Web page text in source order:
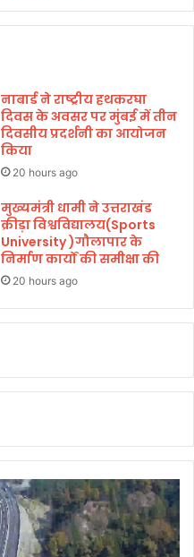
नाबार्ड ने राष्ट्रीय हथकरघा
दिवस के अवसर पर मुंबई में तीन
दिवसीय प्रदर्शनी का आयोजन
किया
20 hours ago
मुख्यमंत्री धामी ने उत्तराखंड
क्रीड़ा विश्वविद्यालय(Sports
University )गौलापार के
निर्माण कार्यों की समीक्षा की
20 hours ago